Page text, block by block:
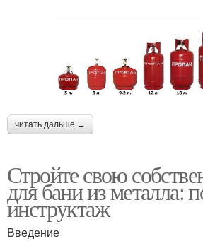
читать дальше →
Стройте свою
для бани из металла:
инструктаж
Введение